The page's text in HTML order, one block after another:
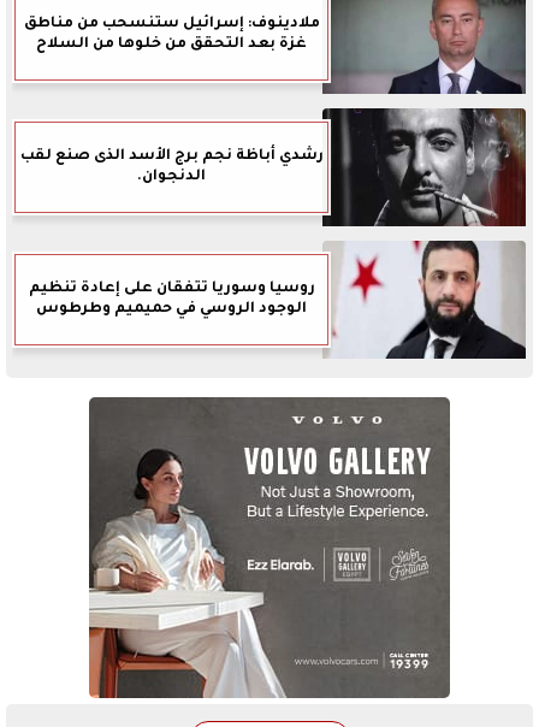
ملادينوف: إسرائيل ستنسحب من مناطق
غزة بعد التحقق من خلوها من السلاح
رشدي أباظة نجم برج الأسد الذى صنع لقب
الدنجوان.
روسيا وسوريا تتفقان على إعادة تنظيم
الوجود الروسي في حميميم وطرطوس